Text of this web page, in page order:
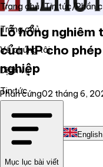
Trang chủ
Về chúng tôi
Dịch vụ
Tin tức
Liên hệ
Tiếng Việt English
Trang chủ/Tin tức/Phần
Lỗ hổng nghiêm
của HP cho
nghiệp
Phần cứng02 tháng 6,
Mục lục bài viết